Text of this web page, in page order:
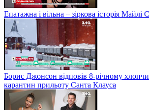
Епатажна і вільна – зіркова історія Майлі
Борис Джонсон відповів 8-річному
карантин прильоту Санта Клауса